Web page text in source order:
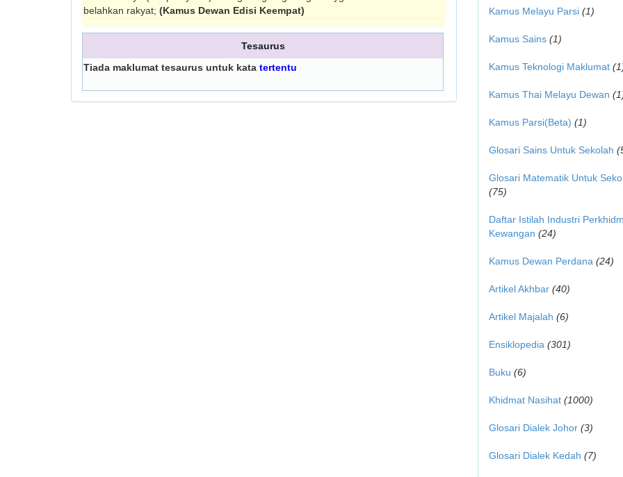
belahkan rakyat; (Kamus Dewan Edisi Keempat)
Tesaurus
Tiada maklumat tesaurus untuk kata tertentu
Kamus Melayu Parsi (1)
Kamus Sains (1)
Kamus Teknologi Maklumat
Kamus Thai Melayu Dewan
Kamus Parsi(Beta) (1)
Glosari Sains Untuk Sekolah
Glosari Matematik Untuk
(75)
Daftar Istilah Industri
Kewangan (24)
Kamus Dewan Perdana (24)
Artikel Akhbar (40)
Artikel Majalah (6)
Ensiklopedia (301)
Buku (6)
Khidmat Nasihat (1000)
Glosari Dialek Johor (3)
Glosari Dialek Kedah (7)